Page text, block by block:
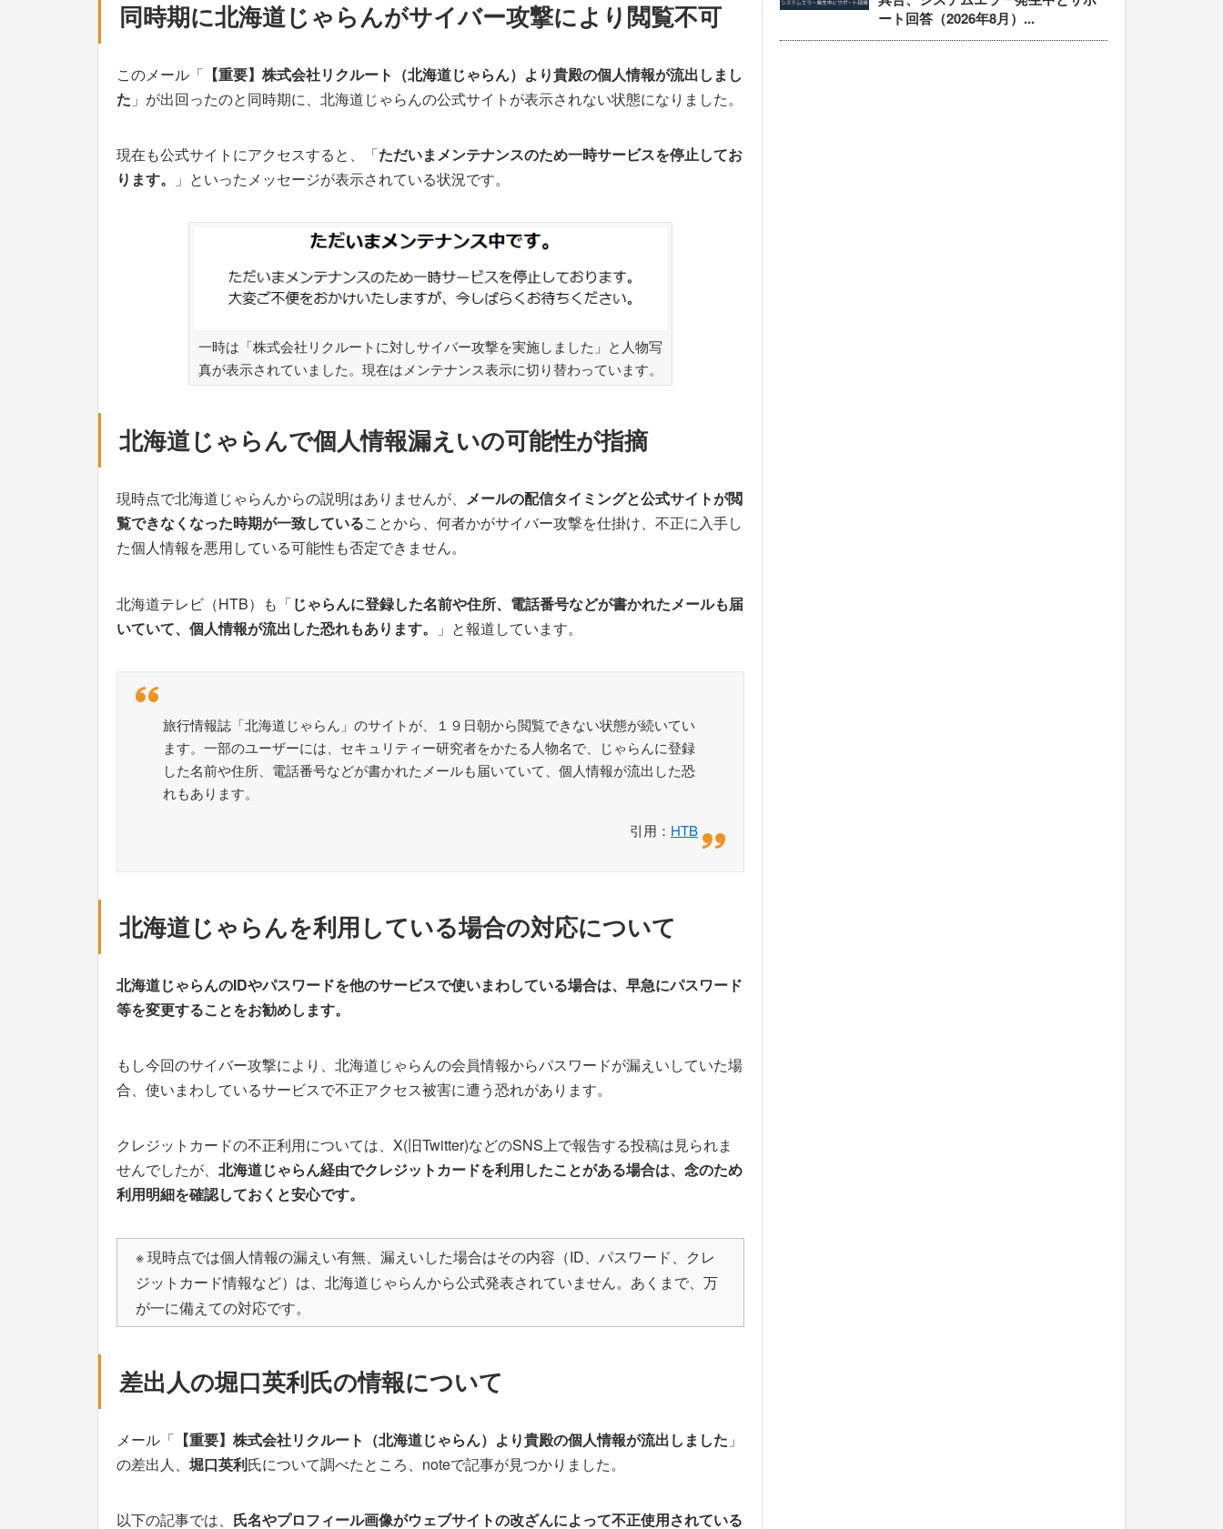
同時期に北海道じゃらんがサイバー攻撃により閲覧不可
このメール「 【重要】株式会社リクルート（北海道じゃらん）より貴殿の個人情報が流出しまし
た 」が出回ったのと同時期に、北海道じゃらんの公式サイトが表示されない状態になりました。
現在も公式サイトにアクセスすると、「ただいまメンテナンスのため一時サービスを停止してお
ります。
」といったメッセージが表示されている状況です。
一時は「株式会社リクルートに対しサイバー攻撃を実施しました」と人物写
真が表示されていました。現在はメンテナンス表示に切り替わっています。
北海道じゃらんで個人情報漏えいの可能性が指摘
現時点で北海道じゃらんからの説明はありませんが、 メールの配信タイミングと公式サイトが閲
覧できなくなった時期が一致していることから、何者かがサイバー攻撃を仕掛け、不正に入手し
た個人情報を悪用している可能性も否定できません。
北海道テレビ（HTB）も「じゃらんに登録した名前や住所、電話番号などが書かれたメールも届
いていて、個人情報が流出した恐れもあります。
」と報道しています。
旅行情報誌「北海道じゃらん」のサイトが、１９日朝から閲覧できない状態が続いてい
ます。一部のユーザーには、セキュリティー研究者をかたる人物名で、じゃらんに登録
した名前や住所、電話番号などが書かれたメールも届いていて、個人情報が流出した恐
れもあります。
引用： HTB
北海道じゃらんを利用している場合の対応について
北海道じゃらんのIDやパスワードを他のサービスで使いまわしている場合は、早急にパスワード
等を変更することをお勧めします。
もし今回のサイバー攻撃により、北海道じゃらんの会員情報からパスワードが漏えいしていた場
合、使いまわしているサービスで不正アクセス被害に遭う恐れがあります。
クレジットカードの不正利用については、X(旧Twitter)などのSNS上で報告する投稿は見られま
せんでしたが、 北海道じゃらん経由でクレジットカードを利用したことがある場合は、念のため
利用明細を確認しておくと安心です。
※ 現時点では個人情報の漏えい有無、漏えいした場合はその内容（ID、パスワード、クレ
ジットカード情報など）は、北海道じゃらんから公式発表されていません。あくまで、万
が一に備えての対応です。
差出人の堀口英利氏の情報について
メール「 【重要】株式会社リクルート（北海道じゃらん）より貴殿の個人情報が流出しました 」
の差出人、 堀口英利氏について調べたところ、noteで記事が見つかりました。
以下の記事では、 氏名やプロフィール画像がウェブサイトの改ざんによって不正使用されている
ート回答（2026年8月）...